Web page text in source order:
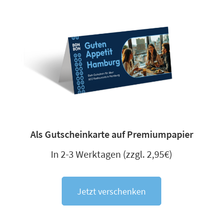
Als Gutscheinkarte auf Premiumpapier
In 2-3 Werktagen (zzgl. 2,95€)
Jetzt verschenken